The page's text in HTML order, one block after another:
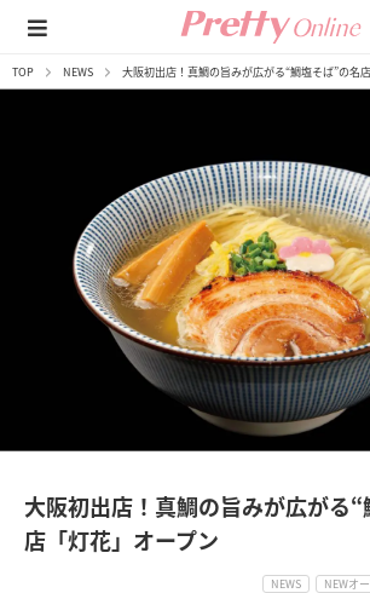
TOP NEWS 大阪初出店！真鯛の旨みが広がる“鯛塩そば”の名
大阪初出店！真鯛の旨みが広がる
店「灯花」オープン
NEWS NEWオ